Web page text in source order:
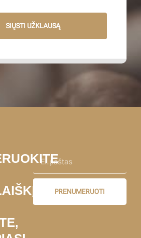
SIŲSTI UŽKLAUSĄ
PRENUMERUOTI